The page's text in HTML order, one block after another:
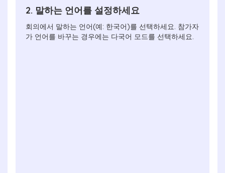
2. 말하는 언어를 설정하세요
회의에서 말하는 언어(예: 한국어)를 선택하세요. 참가자
가 언어를 바꾸는 경우에는 다국어 모드를 선택하세요.